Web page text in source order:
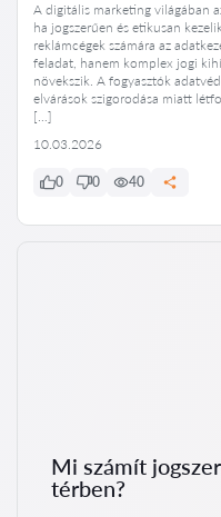
A digitális marketing világában
ha jogszerűen és etikusan
reklámcégek számára az
feladat, hanem komplex jogi
növekszik. A fogyasztók
elvárások szigorodása miatt
[…]
10.03.2026
0 0 40
Mi számít
térben?